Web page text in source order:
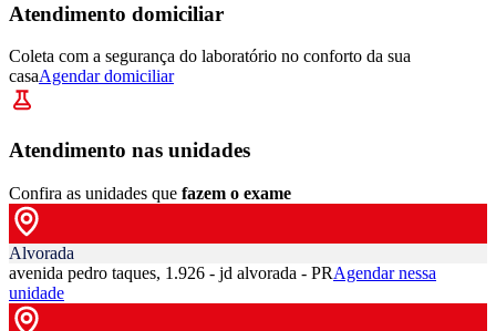
Atendimento domiciliar
Coleta com a segurança do laboratório no conforto da sua
casaAgendar domiciliar
Atendimento nas unidades
Confira as unidades que fazem o exame
Alvorada
avenida pedro taques, 1.926 - jd alvorada - PRAgendar nessa
unidade